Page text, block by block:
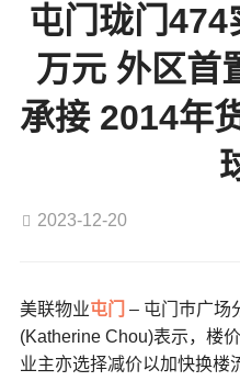
屯门珑门
万元 外区首
承接 2014年
2023-12-20
美联物业屯门
– 屯门巿广场
(Katherine Chou)表示，楼
业主亦选择减价以加快换楼